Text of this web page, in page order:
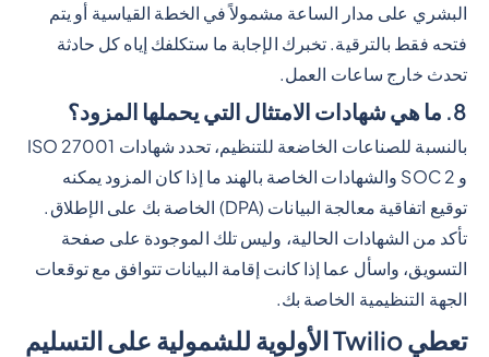
البشري على مدار الساعة مشمولاً في الخطة القياسية أو يتم
فتحه فقط بالترقية. تخبرك الإجابة ما ستكلفك إياه كل حادثة
تحدث خارج ساعات العمل.
8. ما هي شهادات الامتثال التي يحملها المزود؟
بالنسبة للصناعات الخاضعة للتنظيم، تحدد شهادات ISO 27001
و SOC 2 والشهادات الخاصة بالهند ما إذا كان المزود يمكنه
توقيع اتفاقية معالجة البيانات (DPA) الخاصة بك على الإطلاق.
تأكد من الشهادات الحالية، وليس تلك الموجودة على صفحة
التسويق، واسأل عما إذا كانت إقامة البيانات تتوافق مع توقعات
الجهة التنظيمية الخاصة بك.
تعطي Twilio الأولوية للشمولية على التسليم